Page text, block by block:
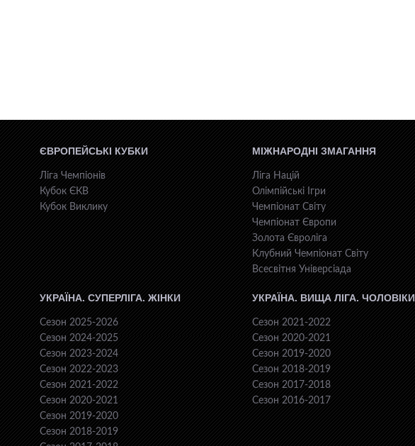
ЄВРОПЕЙСЬКІ КУБКИ
Ліга Чемпіонів
Кубок ЄКВ
Кубок Виклику
МІЖНАРОДНІ ЗМАГАННЯ
Ліга Націй
Олімпійські Ігри
Чемпіонат Світу
Чемпіонат Європи
Золота Євроліга
Клубний Чемпіонат Світу
Всесвiтня Унiверсiaда
УКРАЇНА. СУПЕРЛІГА. ЖІНКИ
Сезон 2025-2026
Сезон 2024-2025
Сезон 2023-2024
Сезон 2022-2023
Сезон 2021-2022
Сезон 2020-2021
Сезон 2019-2020
Сезон 2018-2019
УКРАЇНА. ВИЩА ЛІГА. ЧОЛОВІКИ
Сезон 2021-2022
Сезон 2020-2021
Сезон 2019-2020
Сезон 2018-2019
Сезон 2017-2018
Сезон 2016-2017